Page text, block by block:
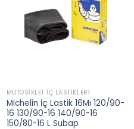
MOTOSIKLET İÇ LASTIKLERI
Michelin İç Lastik 16Mı 120/90-
16 130/90-16 140/90-16
150/80-16 L Subap